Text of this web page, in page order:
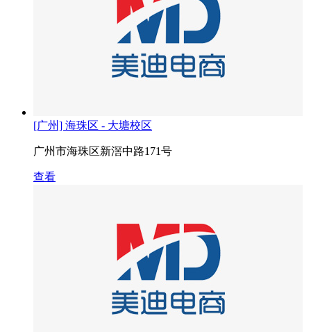
[广州] 海珠区 - 大塘校区
广州市海珠区新滘中路171号
查看